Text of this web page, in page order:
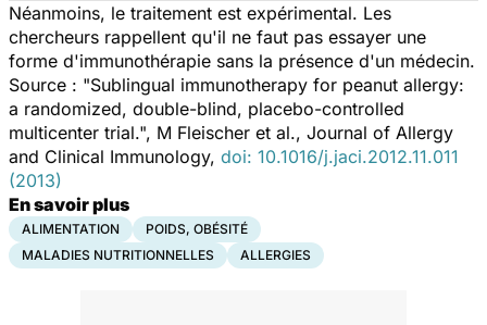
Néanmoins, le traitement est expérimental. Les
chercheurs rappellent qu'il ne faut pas essayer une
forme d'immunothérapie sans la présence d'un médecin.
Source : "Sublingual immunotherapy for peanut allergy:
a randomized, double-blind, placebo-controlled
multicenter trial.", M Fleischer et al., Journal of Allergy
and Clinical Immunology, doi: 10.1016/j.jaci.2012.11.011
(2013)
En savoir plus
ALIMENTATION
POIDS, OBÉSITÉ
MALADIES NUTRITIONNELLES
ALLERGIES